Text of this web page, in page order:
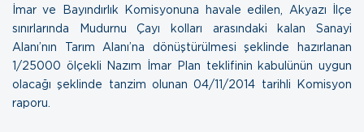
İmar ve Bayındırlık Komisyonuna havale edilen, Akyazı İlçe
sınırlarında Mudurnu Çayı kolları arasındaki kalan Sanayi
Alanı’nın Tarım Alanı’na dönüştürülmesi şeklinde hazırlanan
1/25000 ölçekli Nazım İmar Plan teklifinin kabulünün uygun
olacağı şeklinde tanzim olunan 04/11/2014 tarihli Komisyon
raporu.